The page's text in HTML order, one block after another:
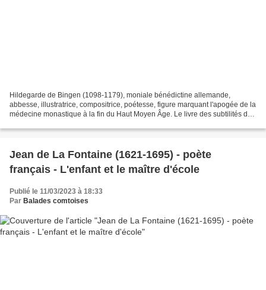
Hildegarde de Bingen (1098-1179), moniale bénédictine allemande,
abbesse, illustratrice, compositrice, poétesse, figure marquant l'apogée de la
médecine monastique à la fin du Haut Moyen Âge. Le livre des subtilités des
Jean de La Fontaine (1621-1695) - poète
français - L'enfant et le maître d'école
Publié le 11/03/2023 à 18:33
Par Balades comtoises